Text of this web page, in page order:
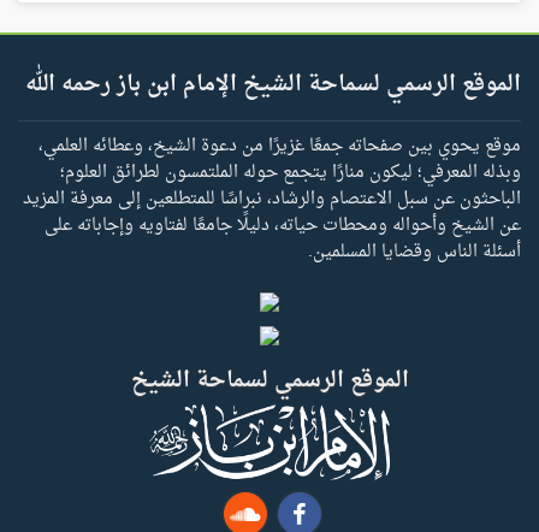
الموقع الرسمي لسماحة الشيخ الإمام ابن باز رحمه الله
موقع يحوي بين صفحاته جمعًا غزيرًا من دعوة الشيخ، وعطائه العلمي،
وبذله المعرفي؛ ليكون منارًا يتجمع حوله الملتمسون لطرائق العلوم؛
الباحثون عن سبل الاعتصام والرشاد، نبراسًا للمتطلعين إلى معرفة المزيد
عن الشيخ وأحواله ومحطات حياته، دليلًا جامعًا لفتاويه وإجاباته على
أسئلة الناس وقضايا المسلمين.
الموقع الرسمي لسماحة الشيخ